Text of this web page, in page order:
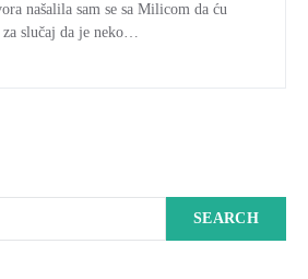
našalila sam se sa Milicom da ću
slučaj da je neko…
SEARCH